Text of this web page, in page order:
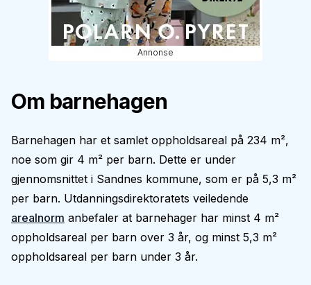
Annonse
Om barnehagen
Barnehagen har et samlet oppholdsareal på 234 m²,
noe som gir 4 m² per barn. Dette er under
gjennomsnittet i Sandnes kommune, som er på 5,3 m²
per barn. Utdanningsdirektoratets veiledende
arealnorm anbefaler at barnehager har minst 4 m²
oppholdsareal per barn over 3 år, og minst 5,3 m²
oppholdsareal per barn under 3 år.